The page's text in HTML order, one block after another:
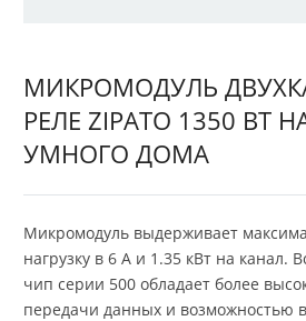
МИКРОМОДУЛЬ
РЕЛЕ ZIPATO 1350 ВТ
УМНОГО ДОМА
Микромодуль выдерживает
нагрузку в 6 А и 1.35 кВт на канал.
чип серии 500 обладает более
передачи данных и возможностью